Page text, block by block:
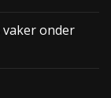
onder